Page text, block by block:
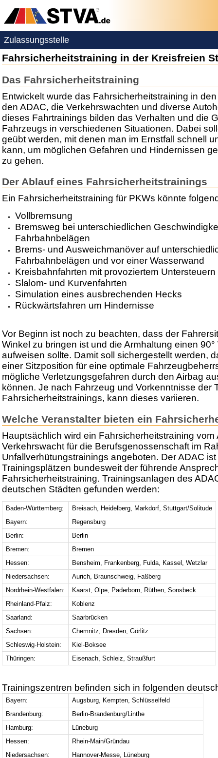
Zulassungsstelle
Fahrsicherheitstraining in der Kreisfreien
Das Fahrsicherheitstraining
Entwickelt wurde das Fahrsicherheitstraining in
den ADAC, die Verkehrswachten und diverse
dieses Fahrtrainings bilden das Verhalten und die
Fahrzeugs in verschiedenen Situationen. Dabei
geübt werden, mit denen man im Ernstfall schnell
kann, um möglichen Gefahren und Hindernissen
zu gehen.
Der Ablauf eines Fahrsicherheitstrainings
Ein Fahrsicherheitstraining für PKWs könnte
Vollbremsung
Bremsweg bei unterschiedlichen
Fahrbahnbelägen
Brems- und Ausweichmanöver auf
Fahrbahnbelägen und vor einer Wasserwand
Kreisbahnfahrten mit provoziertem
Slalom- und Kurvenfahrten
Simulation eines ausbrechenden Hecks
Rückwärtsfahren um Hindernisse
Vor Beginn ist noch zu beachten, dass der
Winkel zu bringen ist und die Armhaltung einen
aufweisen sollte. Damit soll sichergestellt werden,
einer Sitzposition für eine optimale
mögliche Verletzungsgefahren durch den Airbag
können. Je nach Fahrzeug und Vorkenntnisse der
Fahrsicherheitstrainings, kann dieses variieren.
Welche Veranstalter bieten ein
Hauptsächlich wird ein Fahrsicherheitstraining
Verkehrswacht für die Berufsgenossenschaft im
Unfallverhütungstrainings angeboten. Der ADAC
Trainingsplätzen bundesweit der führende
Fahrsicherheitstraining. Trainingsanlagen des
deutschen Städten gefunden werden:
Baden-Württemberg:
Breisach, Heidelberg, Markdorf, Stuttgart/Solitude
Bayern:
Regensburg
Berlin:
Berlin
Bremen:
Bremen
Hessen:
Bensheim, Frankenberg, Fulda, Kassel, Wetzlar
Niedersachsen:
Aurich, Braunschweig, Faßberg
Nordrhein-Westfalen:
Kaarst, Olpe, Paderborn, Rüthen, Sonsbeck
Rheinland-Pfalz:
Koblenz
Saarland:
Saarbrücken
Sachsen:
Chemnitz, Dresden, Görlitz
Schleswig-Holstein:
Kiel-Boksee
Thüringen:
Eisenach, Schleiz, Straußfurt
Trainingszentren befinden sich in folgenden
Bayern:
Augsburg, Kempten, Schlüsselfeld
Brandenburg:
Berlin-Brandenburg/Linthe
Hamburg:
Lüneburg
Hessen:
Rhein-Main/Gründau
Niedersachsen:
Hannover-Messe, Lüneburg